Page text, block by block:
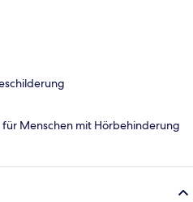
für Menschen mit Hörbehinderung